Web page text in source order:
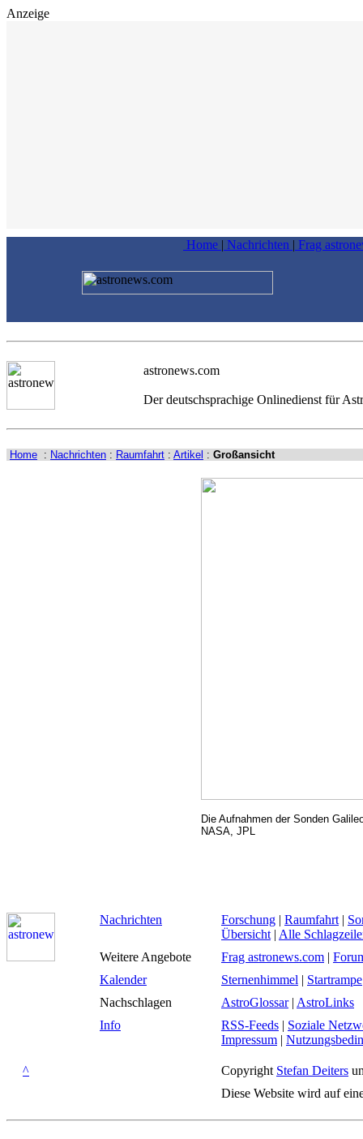
Anzeige
Home | Nachrichten | Frag
astronews.com
Der deutschsprachige Onlinedienst für
Home : Nachrichten : Raumfahrt : Artikel : Großansicht
Die Aufnahmen der Sonden
NASA, JPL
Nachrichten Forschung | Raumfahrt |
Übersicht | Alle
Weitere Angebote
Frag astronews.com |
Kalender
Sternenhimmel | Startrampe
Nachschlagen
AstroGlossar| AstroLinks
Info
RSS-Feeds | Soziale
Impressum |
^ Copyright Stefan Deiters
Diese Website wird auf